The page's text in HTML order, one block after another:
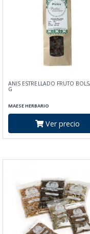
ANIS ESTRELLADO FRUTO
G
MAESE HERBARIO
Ver precio